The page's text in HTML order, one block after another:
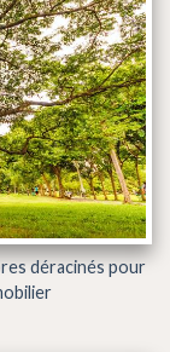
déracinés pour